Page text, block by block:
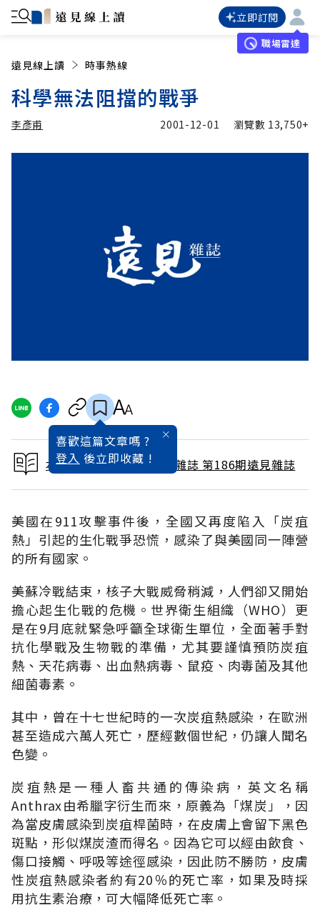
立即訂閱
職場雷達
遠見線上讀 時事熱線
科學無法阻擋的戰爭
李彥甫 2001-12-01 瀏覽數 13,750+
喜歡這篇文章嗎 ?
登入 後立即收藏 !
本文出自 2001 / 12月號雜誌 第186期遠見雜誌
美國在911攻擊事件後，全國又再度陷入「炭疽
熱」引起的生化戰爭恐慌，感染了與美國同一陣營
的所有國家。
美蘇冷戰結束，核子大戰威脅稍減，人們卻又開始
擔心起生化戰的危機。世界衛生組織（WHO）更
是在9月底就緊急呼籲全球衛生單位，全面著手對
抗化學戰及生物戰的準備，尤其要謹慎預防炭疽
熱、天花病毒、出血熱病毒、鼠疫、肉毒菌及其他
細菌毒素。
其中，曾在十七世紀時的一次炭疽熱感染，在歐洲
甚至造成六萬人死亡，歷經數個世紀，仍讓人聞名
色變。
炭疽熱是一種人畜共通的傳染病，英文名稱
Anthrax由希臘字衍生而來，原義為「煤炭」，因
為當皮膚感染到炭疽桿菌時，在皮膚上會留下黑色
斑點，形似煤炭渣而得名。因為它可以經由飲食、
傷口接觸、呼吸等途徑感染，因此防不勝防，皮膚
性炭疽熱感染者約有20％的死亡率，如果及時採
用抗生素治療，可大幅降低死亡率。